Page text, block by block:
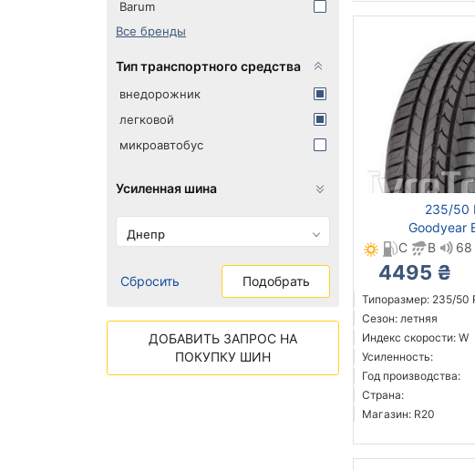
235/50
Goodyear
C
B 68
4495 ₴
Типоразмер: 235/50
Сезон: летняя
Индекс скорости: W
Усиленность:
Год производства:
Страна:
Магазин: R20
Barum
Все бренды
Тип транспортного средства
внедорожник
легковой
микроавтобус
Усиленная шина
Днепр
Сбросить Подобрать
ДОБАВИТЬ ЗАПРОС НА
ПОКУПКУ ШИН